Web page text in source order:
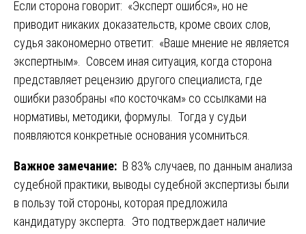
Если сторона говорит: «Эксперт ошибся», но не
приводит никаких доказательств, кроме своих слов,
судья закономерно ответит: «Ваше мнение не является
экспертным». Совсем иная ситуация, когда сторона
представляет рецензию другого специалиста, где
ошибки разобраны «по косточкам» со ссылками на
нормативы, методики, формулы. Тогда у судьи
появляются конкретные основания усомниться.
Важное замечание: В 83% случаев, по данным анализа
судебной практики, выводы судебной экспертизы были
в пользу той стороны, которая предложила
кандидатуру эксперта. Это подтверждает наличие